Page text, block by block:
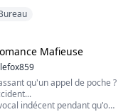
client.
matière de contrôle : le
Mafieuse
qu'un appel de poche ?
indécent pendant qu'on